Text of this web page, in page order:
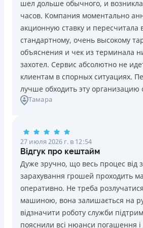
Погашение
В кассах и терминалах отделений
Оплата на расчетный счёт
Онлайн (через сайт или
Через терминалы
Лицензия НБУ
Лицензия НБУ №10
Вся информация о кредите
ПОЛУЧИТЬ ЗАЙМ
Возраст
18 - 70 лет
Преимущества
Сниженная процентная ставка
новых клиентов на период от 3 до
этого стандартная ставка 1%)
Запрашиваются только данные
банковской карты и телефона
проблемной кредитной историей.
Переводятся деньги на
подписания электронного
кредита
Дарятся скидки до -99%
будущие кредиты согласно
Программа лояльности для
Круглосуточная поддержка в
шел дольше обычного, и
часов. Компания моментально
акционную ставку и пересчитала
стандартному, очень высокому
объяснения и чек из терминала
захотел. Сервис абсолютно не
клиентам в спорных ситуациях.
лучше обходить эту организацию
Тамара
27 июля 2026 г. в 12:54
Відгук про кештайм
Дуже зручно, що весь процес від
зарахування грошей проходить
оперативно. Не треба
машиною, вона залишається на
відзначити роботу служби
пояснили всі нюанси погашення